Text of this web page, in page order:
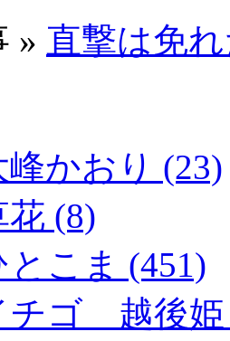
» 直撃は免
かおり (23)
(8)
こま (451)
チゴ 越後姫